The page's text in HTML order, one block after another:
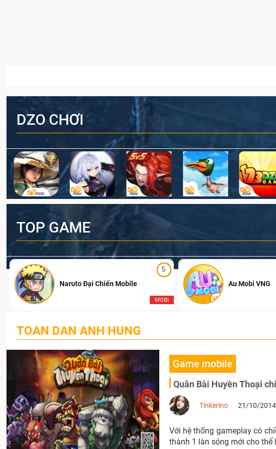
DZO CHƠI
TOP GAME
5
MOBI
Naruto Đại Chiến Mobile Au Mobi VNG
TOAN DAN ANH HUNG
Game mobile
Quân Bài Huyền Thoại
Tinkerino 21/10/2014
Với hệ thống gameplay có
thành 1 làn sóng mới cho